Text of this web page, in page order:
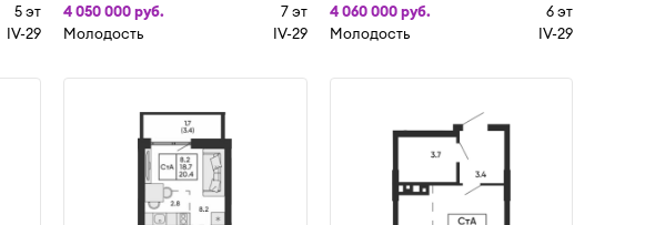
5 эт
IV-29
4 050 000 руб.
7 эт
Молодость
IV-29
4 060 000 руб.
6 эт
Молодость
IV-29